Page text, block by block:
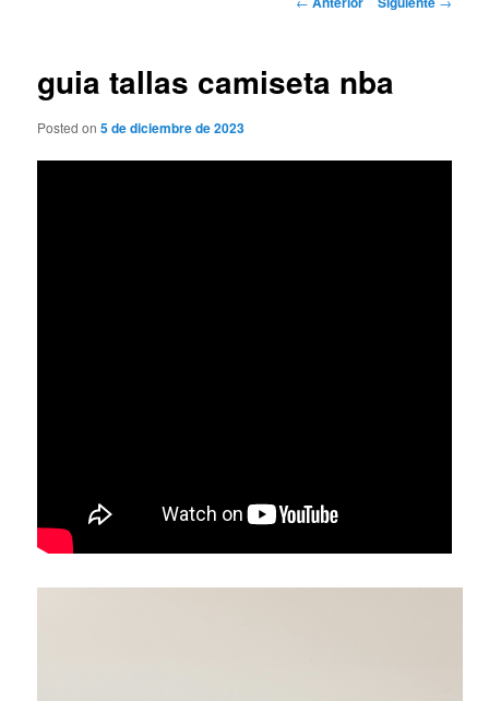
guia tallas camiseta nba
Posted on5 de diciembre de 2023